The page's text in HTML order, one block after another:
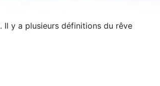
. Il y a plusieurs définitions du rêve